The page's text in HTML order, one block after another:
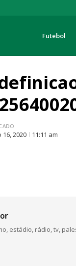
Futebol
16, 2020 11:11 am
estádio, rádio, tv,